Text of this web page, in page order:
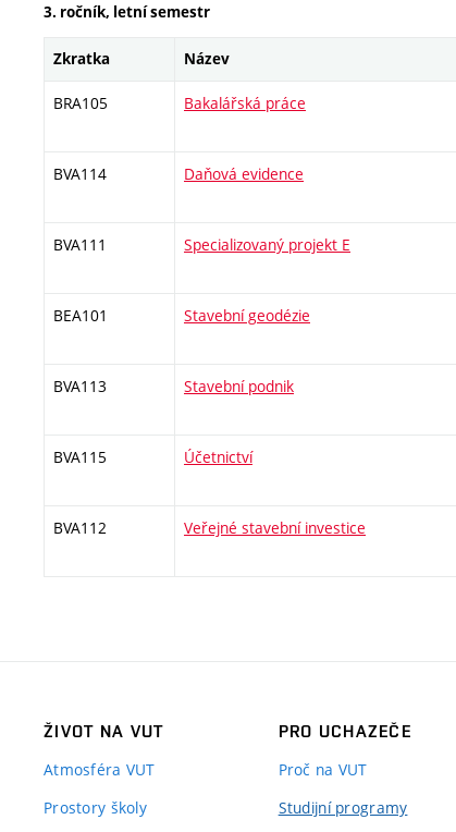
3. ročník, letní semestr
Zkratka Název
BRA105 Bakalářská práce
BVA114 Daňová evidence
BVA111 Specializovaný projekt E
BEA101 Stavební geodézie
BVA113 Stavební podnik
BVA115 Účetnictví
BVA112 Veřejné stavební investice
ŽIVOT NA VUT
Atmosféra VUT
Prostory školy
PRO UCHAZEČE
Proč na VUT
Studijní programy